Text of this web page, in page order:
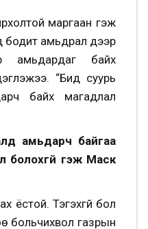
маргаан гэж
бодит амьдрал дээр
амьдардаг байх
“Бид суурь
байх магадлал
амьдарч байгаа
болохгүй гэж Маск
ёстой. Тэгэхгүй бол
больчихвол газрын